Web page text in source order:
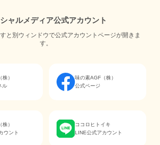
ャルメディア公式アカウント
と別ウィンドウで公式アカウントページが開きま
す。
）
ル
味の素AGF（株）
公式ページ
）
ウント
ココロヒトイキ
LINE公式アカウント